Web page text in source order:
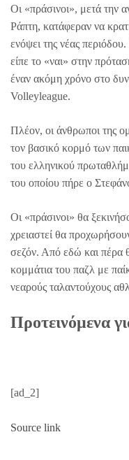
Οι «πράσινοι», μετά την
Ράπτη, κατάφεραν να
ενόψει της νέας
είπε το «ναι» στην
έναν ακόμη χρόνο στο
Volleyleague.
Πλέον, οι άνθρωποι της
τον βασικό κορμό των
του ελληνικού
του οποίου πήρε ο
Οι «πράσινοι» θα
χρειαστεί θα
σεζόν. Από εδώ και πέρα
κομμάτια του παζλ με
νεαρούς ταλαντούχους
Προτεινόμενα
[ad_2]
Source link